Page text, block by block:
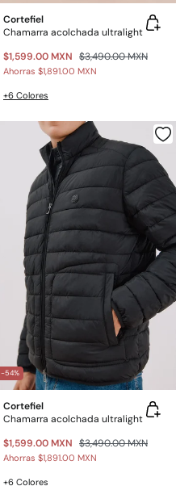
Cortefiel
Chamarra acolchada ultralight
$1,599.00 MXN $3,490.00 MXN
Ahorras $1,891.00 MXN
+6 Colores
-54%
Cortefiel
Chamarra acolchada ultralight
$1,599.00 MXN $3,490.00 MXN
Ahorras $1,891.00 MXN
+6 Colores